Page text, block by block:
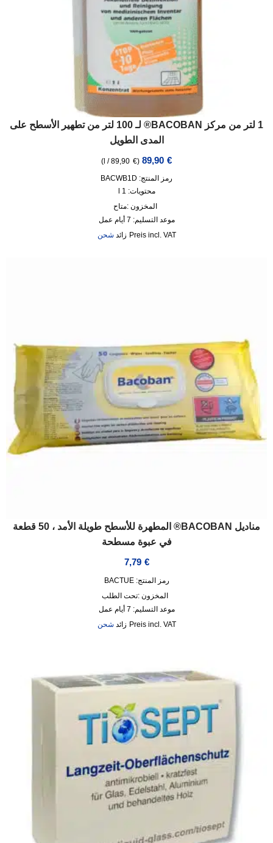
1 لتر من مركز BACOBAN® لـ 100 لتر من تطهير الأسطح على
المدى الطويل
89,90 €
(
89,90 €
/
l
)
رمز المنتج: BACWB1D
محتويات: 1
المخزون :متاح
موعد التسليم: 7 أيام عمل
incl. VAT
زائد شحن
مناديل BACOBAN® المطهرة للأسطح طويلة الأمد ، 50 قطعة
في عبوة مسطحة
7,79 €
رمز المنتج: BACTUE
المخزون :تحت الطلب
موعد التسليم: 7 أيام عمل
incl. VAT
زائد شحن